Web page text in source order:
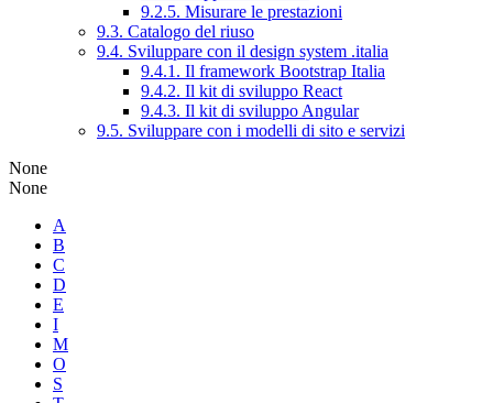
9.2.5. Misurare le prestazioni
9.3. Catalogo del riuso
9.4. Sviluppare con il design system .italia
9.4.1. Il framework Bootstrap Italia
9.4.2. Il kit di sviluppo React
9.4.3. Il kit di sviluppo Angular
9.5. Sviluppare con i modelli di sito e servizi
None
None
A
B
C
D
E
I
M
O
S